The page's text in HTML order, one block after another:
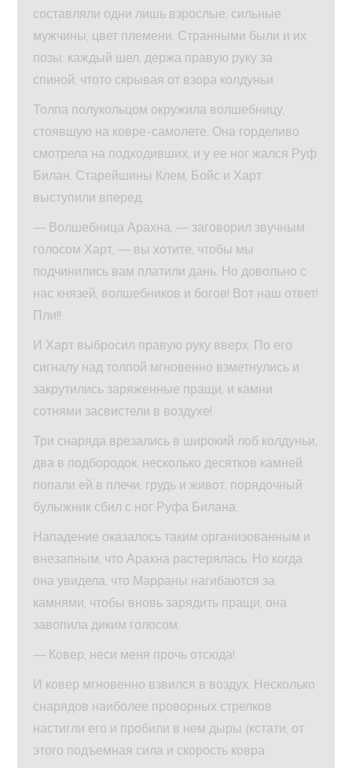
составляли одни лишь взрослые, сильные
мужчины, цвет племени. Странными были и их
позы: каждый шел, держа правую руку за
спиной, чтото скрывая от взора колдуньи.
Толпа полукольцом окружила волшебницу,
стоявшую на ковре-самолете. Она горделиво
смотрела на подходивших, и у ее ног жался Руф
Билан. Старейшины Клем, Бойс и Харт
выступили вперед.
— Волшебница Арахна, — заговорил звучным
голосом Харт, — вы хотите, чтобы мы
подчинились вам платили дань. Но довольно с
нас князей, волшебников и богов! Вот наш ответ!
Пли!!
И Харт выбросил правую руку вверх. По его
сигналу над толпой мгновенно взметнулись и
закрутились заряженные пращи, и камни
сотнями засвистели в воздухе!
Три снаряда врезались в широкий лоб колдуньи,
два в подбородок, несколько десятков камней
попали ей в плечи, грудь и живот, порядочный
булыжник сбил с ног Руфа Билана.
Нападение оказалось таким организованным и
внезапным, что Арахна растерялась. Но когда
она увидела, что Марраны нагибаются за
камнями, чтобы вновь зарядить пращи, она
завопила диким голосом:
— Ковер, неси меня прочь отсюда!
И ковер мгновенно взвился в воздух. Несколько
снарядов наиболее проворных стрелков
настигли его и пробили в нем дыры (кстати, от
этого подъемная сила и скорость ковра